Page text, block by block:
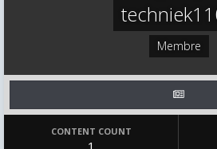
Membre
CONTENT COUNT
1